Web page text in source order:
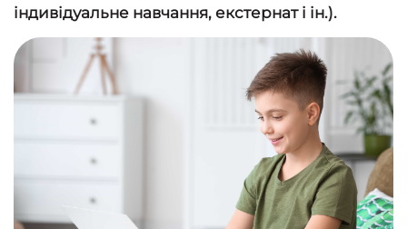
індивідуальне навчання, екстернат і ін.).